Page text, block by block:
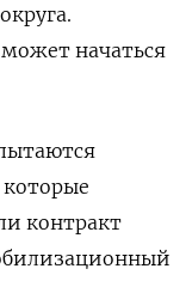
начаться
контракт